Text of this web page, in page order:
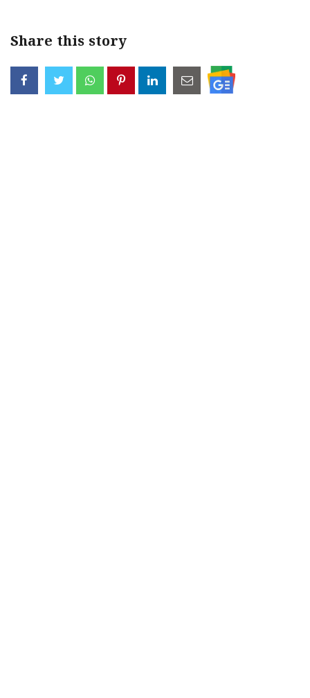
Share this story